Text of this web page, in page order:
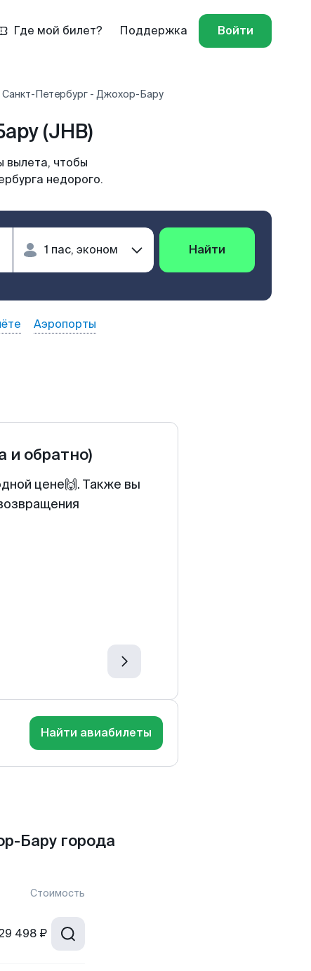
Где мой билет? Поддержка Войти
Санкт-Петербург - Джохор-Бару
(JHB)
вылета, чтобы
недорого.
Найти
Аэропорты
и обратно)
цене🙌. Также вы
Найти авиабилеты
Бару города
Стоимость
498 ₽